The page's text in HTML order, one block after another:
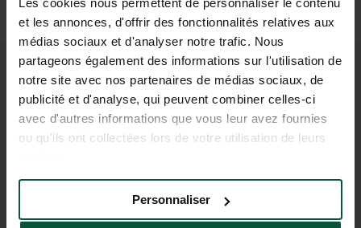
Les cookies nous permettent de personnaliser le contenu
et les annonces, d'offrir des fonctionnalités relatives aux
médias sociaux et d'analyser notre trafic. Nous
partageons également des informations sur l'utilisation de
notre site avec nos partenaires de médias sociaux, de
publicité et d'analyse, qui peuvent combiner celles-ci
avec d'autres informations que vous leur avez fournies
ou qu'ils ont collectées lors de votre utilisation de leurs
Personnaliser
Car or taxi
(1h20)
JOIN OUR COMMUNITY
To be the first to know about Huttopia news and
special offers !